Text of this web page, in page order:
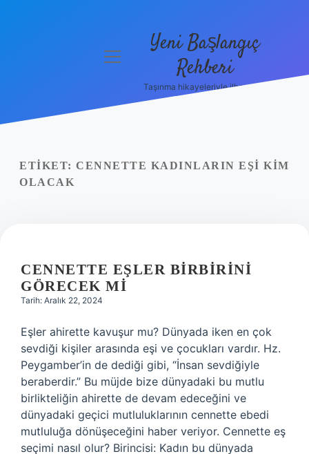
Politikası
Yasal Uyarı
menüyü
Yeni Başlangıç
Rehberi
Taşınma hikayeleriyle ilham bul!
ETIKET: CENNETTE KADINLARIN EŞI KIM
OLACAK
CENNETTE EŞLER BIRBIRINI
GÖRECEK MI
Tarih: Aralık 22, 2024
Eşler ahirette kavuşur mu? Dünyada iken en çok
sevdiği kişiler arasında eşi ve çocukları vardır. Hz.
Peygamber’in de dediği gibi, “İnsan sevdiğiyle
beraberdir.” Bu müjde bize dünyadaki bu mutlu
birlikteliğin ahirette de devam edeceğini ve
dünyadaki geçici mutluluklarının cennette ebedi
mutluluğa dönüşeceğini haber veriyor. Cennette eş
seçimi nasıl olur? Birincisi: Kadın bu dünyada